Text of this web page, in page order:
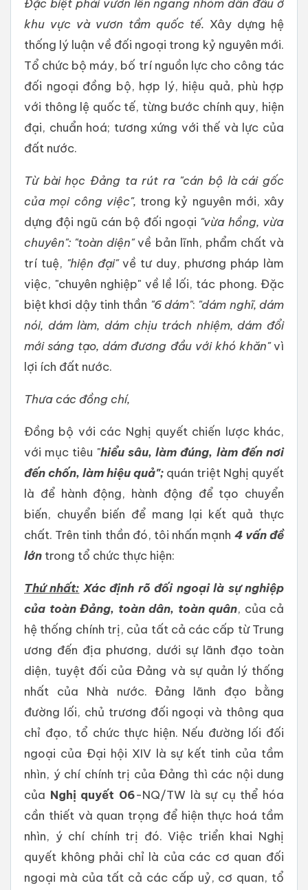
Đặc biệt phải vươn lên ngang nhóm dẫn đầu ở
khu vực và vươn tầm quốc tế. Xây dựng hệ
thống lý luận về đối ngoại trong kỷ nguyên mới.
Tổ chức bộ máy, bố trí nguồn lực cho công tác
đối ngoại đồng bộ, hợp lý, hiệu quả, phù hợp
với thông lệ quốc tế, từng bước chính quy, hiện
đại, chuẩn hoá; tương xứng với thế và lực của
đất nước.
Từ bài học Đảng ta rút ra "cán bộ là cái gốc
của mọi công việc", trong kỷ nguyên mới, xây
dựng đội ngũ cán bộ đối ngoại "vừa hồng, vừa
chuyên": "toàn diện"về bản lĩnh, phẩm chất và
trí tuệ, "hiện đại"về tư duy, phương pháp làm
việc, "chuyên nghiệp" về lề lối, tác phong. Đặc
biệt khơi dậy tinh thần "6 dám": "dám nghĩ, dám
nói, dám làm, dám chịu trách nhiệm, dám đổi
mới sáng tạo, dám đương đầu với khó khăn"vì
lợi ích đất nước.
Thưa các đồng chí,
Đồng bộ với các Nghị quyết chiến lược khác,
với mục tiêu "hiểu sâu, làm đúng, làm đến nơi
đến chốn, làm hiệu quả"; quán triệt Nghị quyết
là để hành động, hành động để tạo chuyển
biến, chuyển biến để mang lại kết quả thực
chất. Trên tinh thần đó, tôi nhấn mạnh 4 vấn đề
lớn trong tổ chức thực hiện:
Thứ nhất: Xác định rõ đối ngoại là sự nghiệp
của toàn Đảng, toàn dân, toàn quân, của cả
hệ thống chính trị, của tất cả các cấp từ Trung
ương đến địa phương, dưới sự lãnh đạo toàn
diện, tuyệt đối của Đảng và sự quản lý thống
nhất của Nhà nước. Đảng lãnh đạo bằng
đường lối, chủ trương đối ngoại và thông qua
chỉ đạo, tổ chức thực hiện. Nếu đường lối đối
ngoại của Đại hội XIV là sự kết tinh của tầm
nhìn, ý chí chính trị của Đảng thì các nội dung
của Nghị quyết 06-NQ/TW là sự cụ thể hóa
cần thiết và quan trọng để hiện thực hoá tầm
nhìn, ý chí chính trị đó. Việc triển khai Nghị
quyết không phải chỉ là của các cơ quan đối
ngoại mà của tất cả các cấp uỷ, cơ quan, tổ